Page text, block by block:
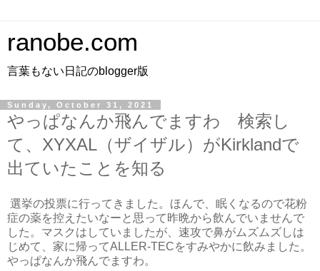
ranobe.com
言葉もない日記のblogger版
Sunday, October 31, 2021
やっぱなんか飛んでますわ 検索し
て、XYXAL（ザイザル）がKirklandで
出ていたことを知る
選挙の投票に行ってきました。ほんで、眠くなるので花粉
症の薬を控えたいなーと思って昨晩から飲んでいませんで
した。マスクはしていましたが、速攻で鼻がムズムズしは
じめて、家に帰ってALLER-TECをすみやかに飲みました。
やっぱなんか飛んでますわ。